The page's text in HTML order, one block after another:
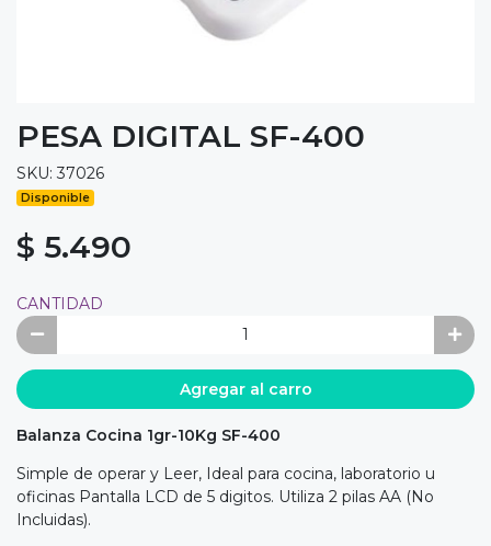
PESA DIGITAL SF-400
SKU: 37026
Disponible
$ 5.490
CANTIDAD
Agregar al carro
Balanza Cocina 1gr-10Kg SF-400
Simple de operar y Leer, Ideal para cocina, laboratorio u
oficinas Pantalla LCD de 5 digitos. Utiliza 2 pilas AA (No
Incluidas).